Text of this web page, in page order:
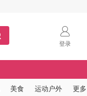
登录
美食 运动户外 更多